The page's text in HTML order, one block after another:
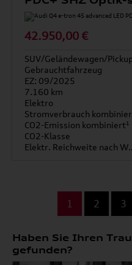
42.950,00 €
SUV/Geländewagen/
Gebrauchtfahrzeug
EZ: 09/2025
7.160 km
Elektro
Stromverbrauch
CO2-Emission kombiniert¹
CO2-Klasse
Elektr.
1 2 3
Haben Sie Ihren
gefunden?